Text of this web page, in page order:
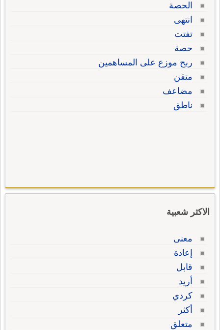
الحصة
انتهى
تفتت
حصة
ربح موزع على المساهمين
متقن
مضاعف
ناطق
الاكثر شعبية
معنى
إعادة
قابل
أريد
كردي
أكثر
متعلق